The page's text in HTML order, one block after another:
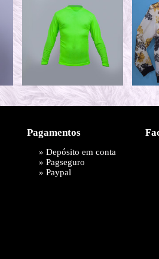
Pagamentos
» Depósito em conta
» Pagseguro
» Paypal